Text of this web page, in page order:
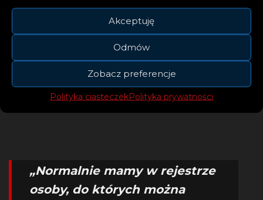
Akceptuję
Odmów
Zobacz preferencje
Polityka ciasteczekPolityka prywatności
cystern z paliwem, jeśli to pomoże.
Helena Wright, kierownik transportu w
firmie W’s Transport z Norfolk, powiedziała,
że jej firma sprzedała dwie ciężarówki po tym,
jak ogłosiła nabór kierowców ciężarówek lecz
„Normalnie mamy w rejestrze
osoby, do których można